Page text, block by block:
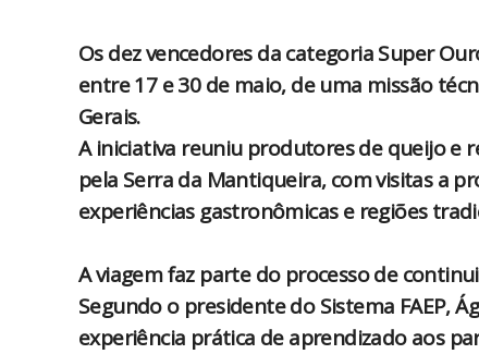
Os dez vencedores da categoria Super
entre 17 e 30 de maio, de uma missão
Gerais.
A iniciativa reuniu produtores de queijo e
pela Serra da Mantiqueira, com visitas a
experiências gastronômicas e regiões
A viagem faz parte do processo de
Segundo o presidente do Sistema FAEP,
experiência prática de aprendizado aos